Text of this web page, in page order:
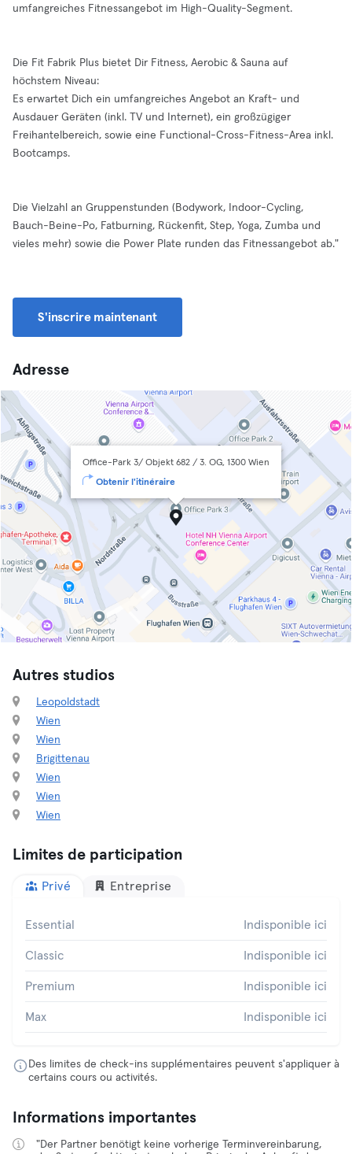
umfangreiches Fitnessangebot im High-Quality-Segment.
Die Fit Fabrik Plus bietet Dir Fitness, Aerobic & Sauna auf
höchstem Niveau:
Es erwartet Dich ein umfangreiches Angebot an Kraft- und
Ausdauer Geräten (inkl. TV und Internet), ein großzügiger
Freihantelbereich, sowie eine Functional-Cross-Fitness-Area inkl.
Bootcamps.
Die Vielzahl an Gruppenstunden (Bodywork, Indoor-Cycling,
Bauch-Beine-Po, Fatburning, Rückenfit, Step, Yoga, Zumba und
vieles mehr) sowie die Power Plate runden das Fitnessangebot ab."
S'inscrire maintenant
Adresse
Office-Park 3/ Objekt 682 / 3. OG, 1300 Wien
Obtenir l'itinéraire
Autres studios
Leopoldstadt
Wien
Wien
Brigittenau
Wien
Wien
Wien
Limites de participation
Privé Entreprise
Essential Indisponible ici
Classic Indisponible ici
Premium Indisponible ici
Max Indisponible ici
Des limites de check-ins supplémentaires peuvent s'appliquer à
certains cours ou activités.
Informations importantes
"Der Partner benötigt keine vorherige Terminvereinbarung,